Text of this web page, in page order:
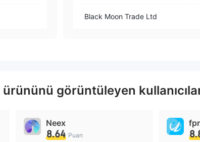
Black Moon Trade Ltd
ürününü görüntüleyen
Neex
8.64 Puan